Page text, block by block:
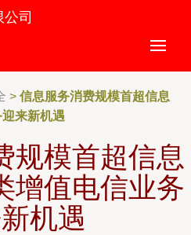
司
> 信息服务消费规模首超信息
来新机遇
规模首超信息
增值电信业务
机遇